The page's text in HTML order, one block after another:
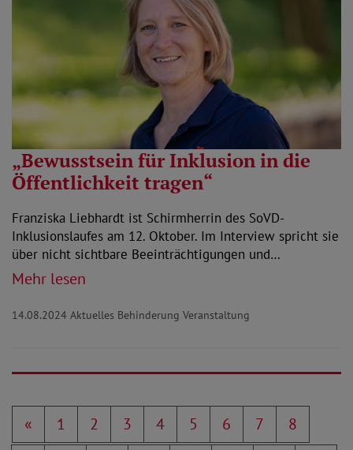
„Bewusstsein für Inklusion in die
Öffentlichkeit tragen“
Franziska Liebhardt ist Schirmherrin des SoVD-
Inklusionslaufes am 12. Oktober. Im Interview spricht sie
über nicht sichtbare Beeinträchtigungen und…
Mehr lesen
14.08.2024 Aktuelles Behinderung Veranstaltung
« 1 2 3 4 5 6 7
8